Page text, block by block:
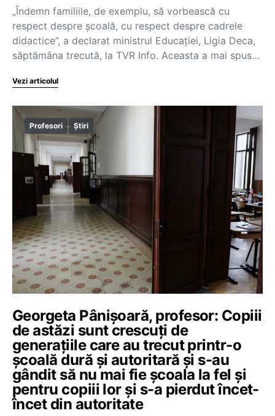
„Îndemn familiile, de exemplu, să vorbească cu
respect despre școală, cu respect despre cadrele
didactice”, a declarat ministrul Educației, Ligia Deca,
săptămâna trecută, la TVR Info. Aceasta a mai spus…
Vezi articolul
Profesori Știri
Georgeta Pânișoară, profesor: Copiii
de astăzi sunt crescuți de
generațiile care au trecut printr-o
școală dură și autoritară și s-au
gândit să nu mai fie școala la fel și
pentru copiii lor și s-a pierdut încet-
încet din autoritate